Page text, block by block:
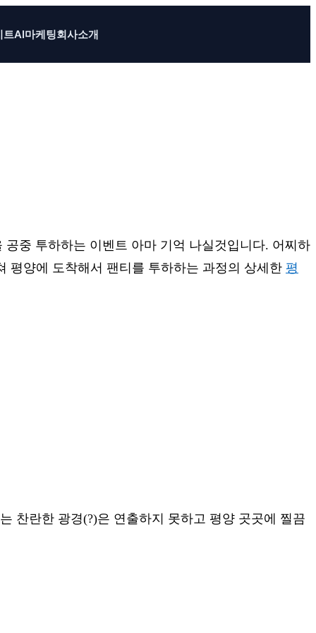
트AI마케팅회사소개
중 투하하는 이벤트 아마 기억 나실것입니다. 어찌하
평양에 도착해서 팬티를 투하하는 과정의 상세한 평
찬란한 광경(?)은 연출하지 못하고 평양 곳곳에 찔끔